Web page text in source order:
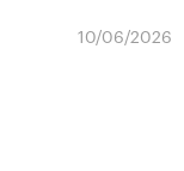
10/06/2026